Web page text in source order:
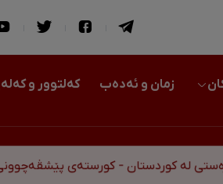
زمان و ئەدەب کەلتوور و
لە کوردستان - کورستەی